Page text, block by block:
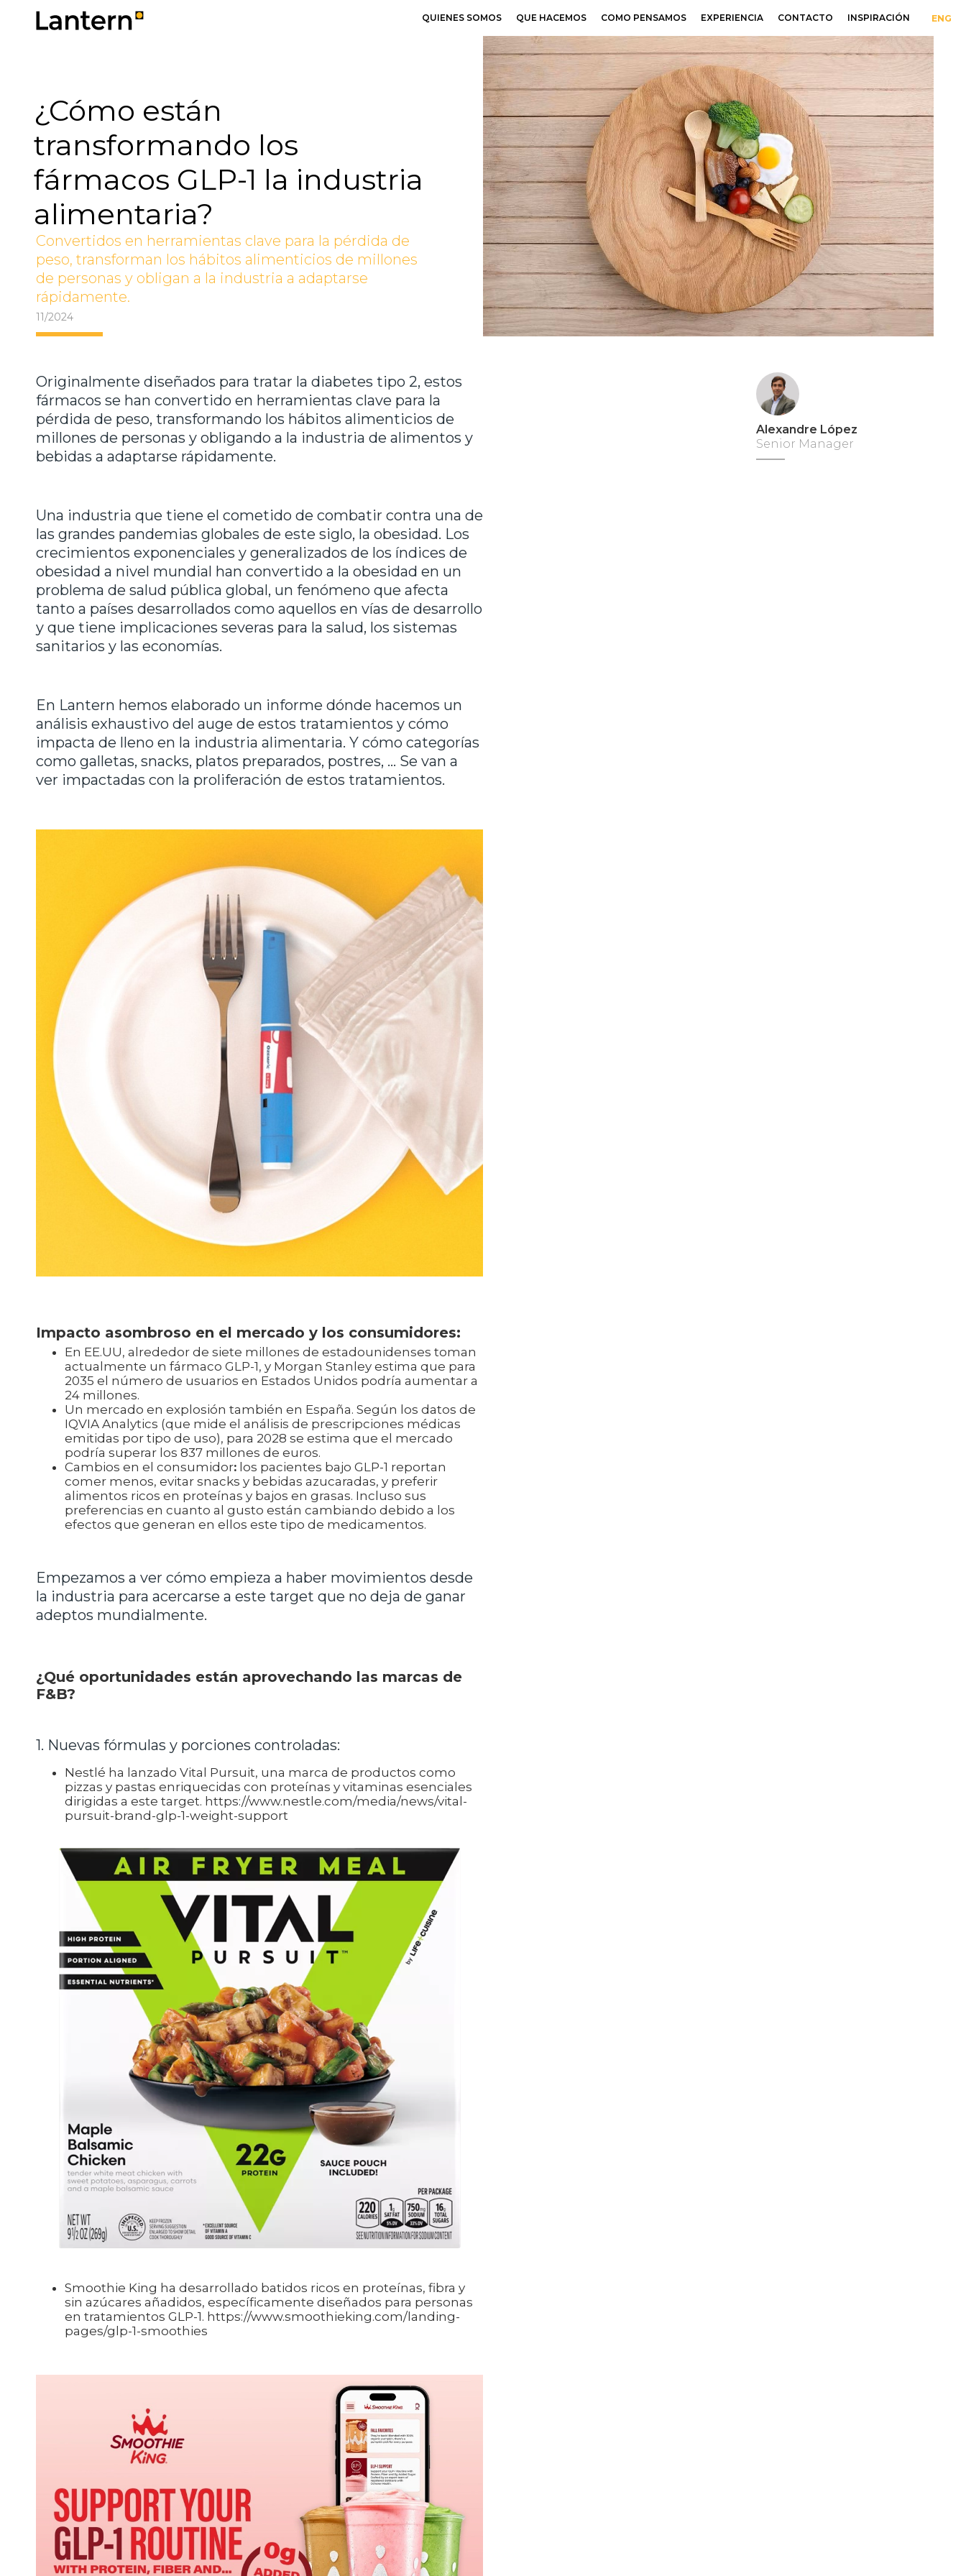
QUIENES SOMOS QUE HACEMOS COMO PENSAMOS EXPERIENCIA CONTACTO INSPIRACIÓN ENG
¿Cómo están
transformando los
fármacos GLP-1 la industria
alimentaria?
Convertidos en herramientas clave para la pérdida de
peso, transforman los hábitos alimenticios de millones
de personas y obligan a la industria a adaptarse
rápidamente.
11/2024
Originalmente diseñados para tratar la diabetes tipo 2, estos
fármacos se han convertido en herramientas clave para la
pérdida de peso, transformando los hábitos alimenticios de
millones de personas y obligando a la industria de alimentos y
bebidas a adaptarse rápidamente.
Una industria que tiene el cometido de combatir contra una de
las grandes pandemias globales de este siglo, la obesidad. Los
crecimientos exponenciales y generalizados de los índices de
obesidad a nivel mundial han convertido a la obesidad en un
problema de salud pública global, un fenómeno que afecta
tanto a países desarrollados como aquellos en vías de desarrollo
y que tiene implicaciones severas para la salud, los sistemas
sanitarios y las economías.
En Lantern hemos elaborado un informe dónde hacemos un
análisis exhaustivo del auge de estos tratamientos y cómo
impacta de lleno en la industria alimentaria. Y cómo categorías
como galletas, snacks, platos preparados, postres, … Se van a
ver impactadas con la proliferación de estos tratamientos.
Impacto asombroso en el mercado y los consumidores:
En EE.UU, alrededor de siete millones de estadounidenses toman
actualmente un fármaco GLP-1, y Morgan Stanley estima que para
2035 el número de usuarios en Estados Unidos podría aumentar a
24 millones.
Un mercado en explosión también en España. Según los datos de
IQVIA Analytics (que mide el análisis de prescripciones médicas
emitidas por tipo de uso), para 2028 se estima que el mercado
podría superar los 837 millones de euros.
Cambios en el consumidor: los pacientes bajo GLP-1 reportan
comer menos, evitar snacks y bebidas azucaradas, y preferir
alimentos ricos en proteínas y bajos en grasas. Incluso sus
preferencias en cuanto al gusto están cambiando debido a los
efectos que generan en ellos este tipo de medicamentos.
Empezamos a ver cómo empieza a haber movimientos desde
la industria para acercarse a este target que no deja de ganar
adeptos mundialmente.
¿Qué oportunidades están aprovechando las marcas de
F&B?
1. Nuevas fórmulas y porciones controladas:
Nestlé ha lanzado Vital Pursuit, una marca de productos como
pizzas y pastas enriquecidas con proteínas y vitaminas esenciales
dirigidas a este target. https://www.nestle.com/media/news/vital-
pursuit-brand-glp-1-weight-support
Smoothie King ha desarrollado batidos ricos en proteínas, fibra y
sin azúcares añadidos, específicamente diseñados para personas
en tratamientos GLP-1. https://www.smoothieking.com/landing-
pages/glp-1-smoothies
Alexandre López
Senior Manager